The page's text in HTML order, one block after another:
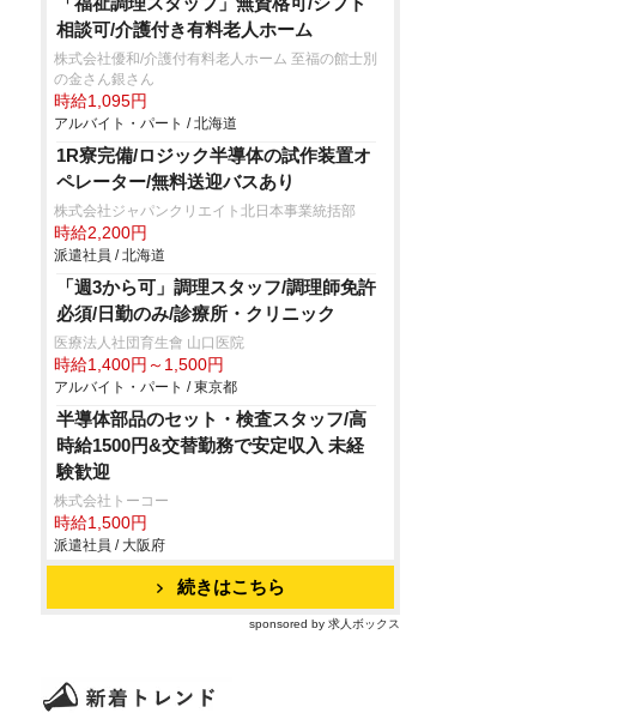
相談可/介護付き有料老人ホーム
株式会社優和/介護付有料老人ホーム 至福の館士別
の金さん銀さん
時給1,095円
アルバイト・パート / 北海道
1R寮完備/ロジック半導体の試作装置オ
ペレーター/無料送迎バスあり
株式会社ジャパンクリエイト北日本事業統括部
時給2,200円
派遣社員 / 北海道
「週3から可」調理スタッフ/調理師免許
必須/日勤のみ/診療所・クリニック
医療法人社団育生會 山口医院
時給1,400円～1,500円
アルバイト・パート / 東京都
半導体部品のセット・検査スタッフ/高
時給1500円&交替勤務で安定収入 未経
験歓迎
株式会社トーコー
時給1,500円
派遣社員 / 大阪府
続きはこちら
sponsored by 求人ボックス